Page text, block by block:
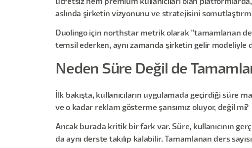
ücretsiz hem premium kullanıcıları olan
aslında şirketin vizyonunu ve stratejisini
Duolingo için northstar metrik olarak "tamamlanan
temsil ederken, aynı zamanda şirketin gelir modeliyle
Neden Süre Değil de
İlk bakışta, kullanıcıların uygulamada geçirdiği süre
ve o kadar reklam gösterme şansımız oluyor, değil mi?
Ancak burada kritik bir fark var. Süre, kullanıcının
da aynı derste takılıp kalabilir. Tamamlanan ders